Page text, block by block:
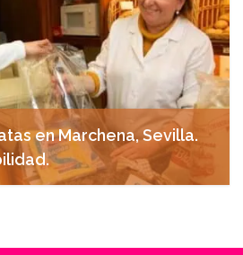
en Marchena, Sevilla.